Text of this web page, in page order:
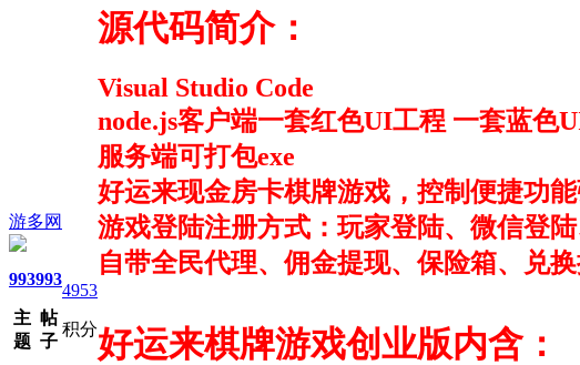
游多网
993
主
题
993
帖
子
4953
积分
源代码简介：
Visual Studio Code
node.js客户端一套红色UI工程 一套蓝色
服务端可打包exe
好运来现金房卡棋牌游戏，控制便捷功
游戏登陆注册方式：玩家登陆、微信登
自带全民代理、佣金提现、保险箱、兑
好运来棋牌游戏创业版内含：